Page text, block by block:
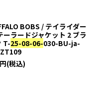
BOBS / テイライダー
ーラードジャケット 2 ブラ
T-25-08-06-030-BU-ja-
円(税込)